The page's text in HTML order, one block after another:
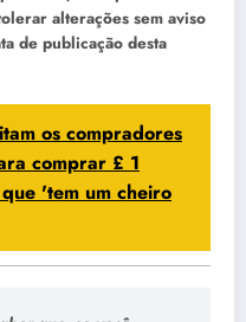
alterações sem aviso
de publicação desta
os compradores
comprar £ 1
'tem um cheiro